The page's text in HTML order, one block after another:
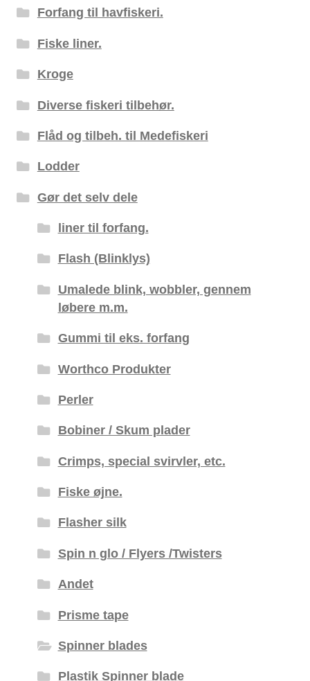
Forfang til havfiskeri.
Fiske liner.
Kroge
Diverse fiskeri tilbehør.
Flåd og tilbeh. til Medefiskeri
Lodder
Gør det selv dele
liner til forfang.
Flash (Blinklys)
Umalede blink, wobbler, gennem
løbere m.m.
Gummi til eks. forfang
Worthco Produkter
Perler
Bobiner / Skum plader
Crimps, special svirvler, etc.
Fiske øjne.
Flasher silk
Spin n glo / Flyers /Twisters
Andet
Prisme tape
Spinner blades
Plastik Spinner blade